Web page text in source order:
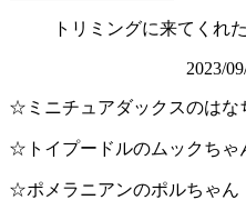
トリミングに来てくれ
2023/
☆ミニチュアダックスのはな
☆トイプードルのムックちゃ
☆ポメラニアンのポルちゃん